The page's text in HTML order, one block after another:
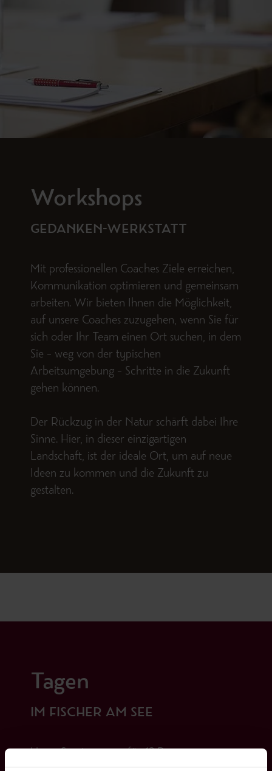
Workshops
GEDANKEN-WERKSTATT
Mit professionellen Coaches Ziele erreichen,
Kommunikation optimieren und gemeinsam
arbeiten. Wir bieten Ihnen die Möglichkeit,
auf unsere Coaches zuzugehen, wenn Sie für
sich oder Ihr Team einen Ort suchen, in dem
Sie – weg von der typischen
Arbeitsumgebung – Schritte in die Zukunft
gehen können.
Der Rückzug in der Natur schärft dabei Ihre
Sinne. Hier, in dieser einzigartigen
Landschaft, ist der ideale Ort, um auf neue
Ideen zu kommen und die Zukunft zu
gestalten.
Tagen
IM FISCHER AM SEE